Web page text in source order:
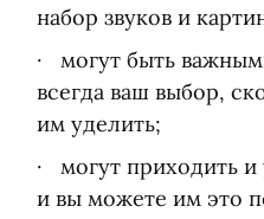
набор звуков и
могут быть
всегда ваш выбор,
им уделить;
могут приходить
и вы можете им это